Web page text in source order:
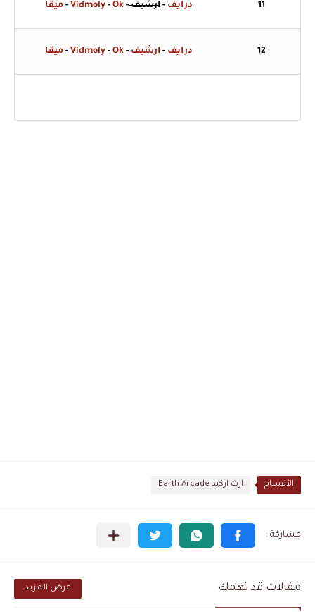
11 درايف - ارشيف-
Vidmoly - Ok
- ميقا
12 درايف - ارشيف -
Vidmoly - Ok
- ميقا
الأقسام ارث اركيد Earth Arcade
مقالات قد تهمك عرض المزيد